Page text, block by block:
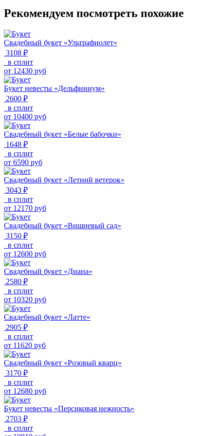
Рекомендуем посмотреть похожие
Свадебный букет «Ультрафиолет»
3108 ₽
в сплит
от 12430 руб
Букет невесты «Дельфиниум»
2600 ₽
в сплит
от 10400 руб
Свадебный букет «Белые бабочки»
1648 ₽
в сплит
от 6590 руб
Свадебный букет «Летний ветерок»
3043 ₽
в сплит
от 12170 руб
Свадебный букет «Вишневый сад»
3150 ₽
в сплит
от 12600 руб
Свадебный букет «Диана»
2580 ₽
в сплит
от 10320 руб
Свадебный букет «Латте»
2905 ₽
в сплит
от 11620 руб
Свадебный букет «Розовый кварц»
3170 ₽
в сплит
от 12680 руб
Букет невесты «Персиковая нежность»
2703 ₽
в сплит